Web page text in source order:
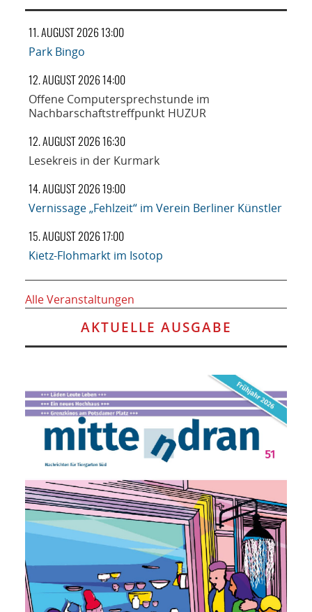
11. AUGUST 2026 13:00
Park Bingo
12. AUGUST 2026 14:00
Offene Computersprechstunde im
Nachbarschaftstreffpunkt HUZUR
12. AUGUST 2026 16:30
Lesekreis in der Kurmark
14. AUGUST 2026 19:00
Vernissage „Fehlzeit“ im Verein Berliner Künstler
15. AUGUST 2026 17:00
Kietz-Flohmarkt im Isotop
Alle Veranstaltungen
AKTUELLE AUSGABE